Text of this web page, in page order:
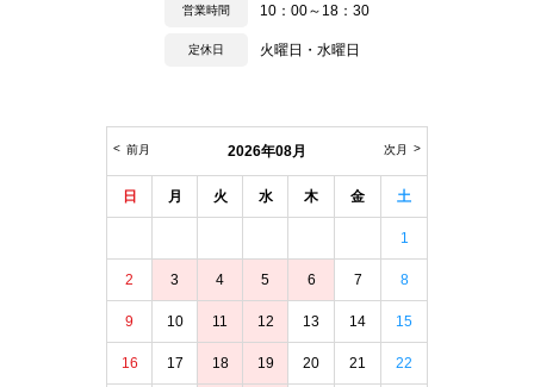
営業時間 10：00～18：30
定休日 火曜日・水曜日
2026年08月
前月 次月
日 月 火 水 木 金 土
1
2 3 4 5 6 7 8
9 10 11 12 13 14 15
16 17 18 19 20 21 22